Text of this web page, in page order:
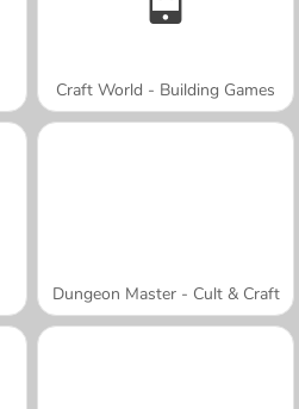
Craft World - Building Games
Dungeon Master - Cult & Craft